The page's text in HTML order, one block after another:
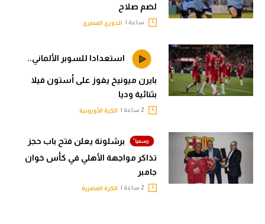
لضم صلاح
ساعة | الدوري المصري
استعدادا للسوبر الألماني..
بايرن ميونيخ يفوز على أستون فيلا
بثنائية وديا
الكرة الأوروبية
برشلونة يعلن فتح باب حجز
تذاكر مواجهة الأهلي في كأس خوان
جامبر
الكرة المصرية